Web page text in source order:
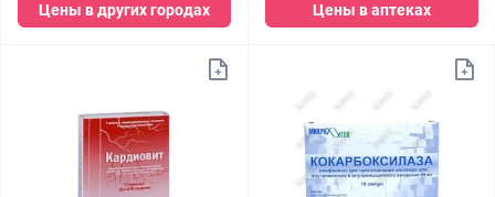
Цены в других городах Цены в аптеках